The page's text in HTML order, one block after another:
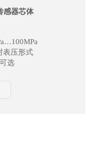
感器芯体
表压形式
选
敏感元件
年